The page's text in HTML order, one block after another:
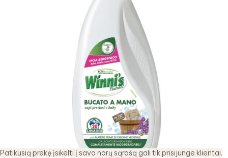
Patikusią prekę įsikelti į savo norų sąrašą gali tik prisijunge klientai.